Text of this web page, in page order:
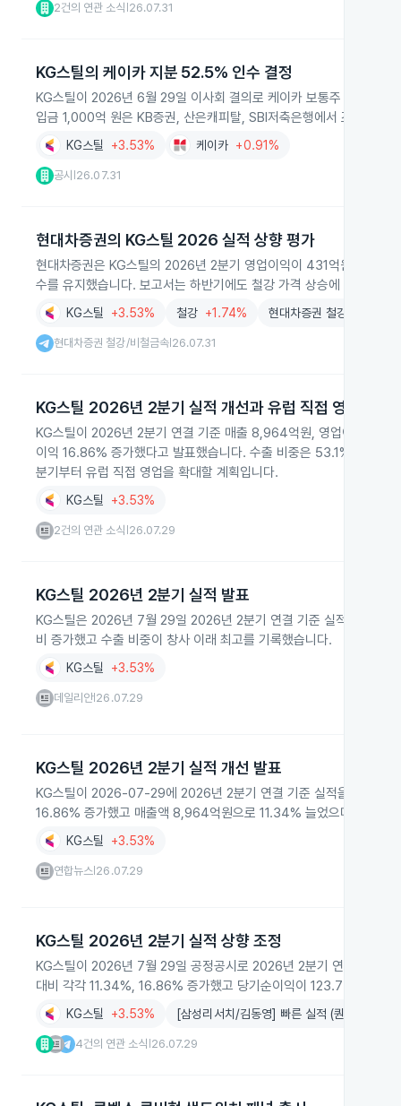
2건의 연관 소식 26.07.31
KG스틸의 케이카 지분 52.5% 인수 결정
KG스틸이 2026년 6월 29일 이사회 결의로 케이카 보통주
입금 1,000억 원은 KB증권, 산은캐피탈, SBI저축은행에서 조달합니
KG스틸 +3.53% 케이카 +0.91%
공시 26.07.31
현대차증권의 KG스틸 2026 실적 상향 평가
현대차증권은 KG스틸의 2026년 2분기 영업이익이 431억원으로
수를 유지했습니다. 보고서는 하반기에도 철강 가격 상승에 힘입어
KG스틸 +3.53% 철강 +1.74% 현대차증권 철강/비철금속
현대차증권 철강/비철금속| 26.07.31
KG스틸 2026년 2분기 실적 개선과 유럽 직접 영업 확대
KG스틸이 2026년 2분기 연결 기준 매출 8,964억원, 영업이익 431
이익 16.86% 증가했다고 발표했습니다. 수출 비중은 53.1%로 창사
분기부터 유럽 직접 영업을 확대할 계획입니다.
KG스틸 +3.53%
2건의 연관 소식 26.07.29
KG스틸 2026년 2분기 실적 발표
KG스틸은 2026년 7월 29일 2026년 2분기 연결 기준 실적을 발표했
비 증가했고 수출 비중이 창사 이래 최고를 기록했습니다.
KG스틸 +3.53%
데일리안| 26.07.29
KG스틸 2026년 2분기 실적 개선 발표
KG스틸이 2026-07-29에 2026년 2분기 연결 기준 실적을 공시했
16.86% 증가했고 매출액 8,964억원으로 11.34% 늘었으며 당기순
KG스틸 +3.53%
연합뉴스 26.07.29
KG스틸 2026년 2분기 실적 상향 조정
KG스틸이 2026년 7월 29일 공정공시로 2026년 2분기 연결 잠정 실
대비 각각 11.34%, 16.86% 증가했고 당기순이익이 123.75% 급증
KG스틸 +3.53% [삼성리서치/김동영] 빠른 실적 (퀀트)(베타)
4건의 연관 소식 26.07.29